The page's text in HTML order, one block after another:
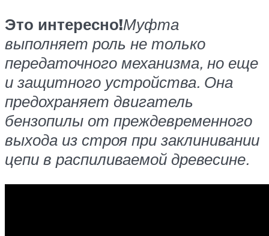
Это интересно!Муфта
выполняет роль не только
передаточного механизма, но еще
и защитного устройства. Она
предохраняет двигатель
бензопилы от преждевременного
выхода из строя при заклинивании
цепи в распиливаемой древесине.